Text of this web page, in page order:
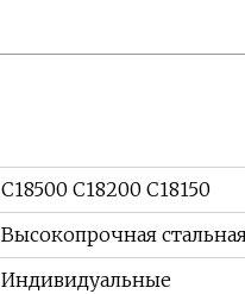
C18500 C18200 C18150
Высокопрочная
Индивидуальные